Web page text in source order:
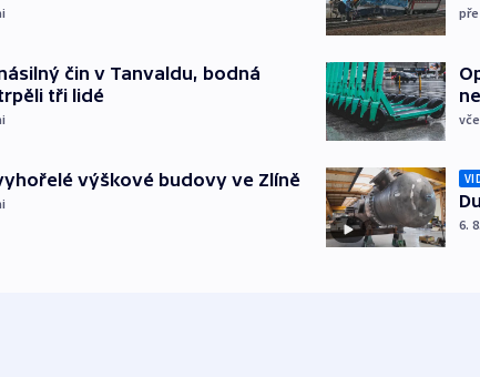
čin v Tanvaldu, bodná
tři lidé
výškové budovy ve Zlíně
6.